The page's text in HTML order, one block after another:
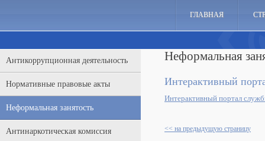
ГЛАВНАЯ
Антикоррупционная деятельность
Нормативные правовые акты
Неформальная занятость
Антинаркотическая комиссия
Неформальная
Интерактивный
Интерактивный портал
<< на предыдущую страницу